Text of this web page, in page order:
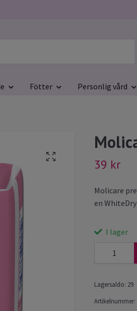
Fötter Personlig vård
39 kr
Molicare
en
I lager
Lagersaldo: 29
Artikelnummer: